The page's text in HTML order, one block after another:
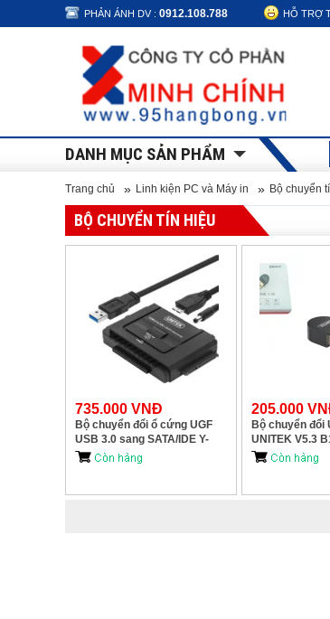
PHẢN ÁNH DV : 0912.108.788 HỖ TRỢ
DANH MỤC SẢN PHẨM
Trang chủ » Linh kiện PC và Máy in » Bộ chuyển
BỘ CHUYỂN TÍN HIỆU
735.000 VNĐ
Bộ chuyển đổi ổ cứng UGF
USB 3.0 sang SATA/IDE Y-
3321
205.000
Bộ chuyển đổi
UNITEK V5.3